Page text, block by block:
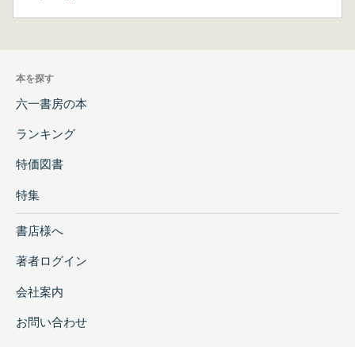
本を探す
六一書房の本
ランキング
特価図書
特集
書店様へ
著者ログイン
会社案内
お問い合わせ